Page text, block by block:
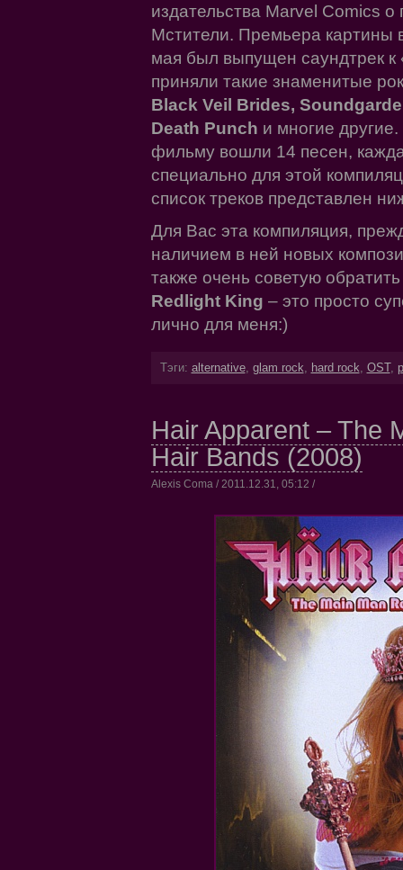
издательства Marvel Comics
Мстители. Премьера картины
мая был выпущен саундтрек к
приняли такие знаменитые
Black Veil Brides,
Death Punch и многие
фильму вошли 14 песен,
специально для этой
список треков представлен
Для Вас эта компиляция,
наличием в ней новых
также очень советую
Redlight King – это просто
лично для меня:)
Тэги: alternative, glam rock, hard rock, OST ,
Hair Apparent – The
Hair Bands (2008)
Alexis Coma / 2011.12.31, 05:12 /